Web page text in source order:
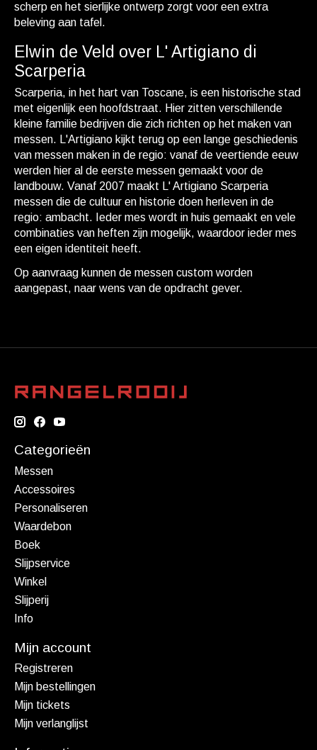
scherp en het sierlijke ontwerp zorgt voor een extra
beleving aan tafel.
Elwin de Veld over L' Artigiano di
Scarperia
Scarperia, in het hart van Toscane, is een historische stad
met eigenlijk een hoofdstraat. Hier zitten verschillende
kleine familie bedrijven die zich richten op het maken van
messen. L'Artigiano kijkt terug op een lange geschiedenis
van messen maken in de regio: vanaf de veertiende eeuw
werden hier al de eerste messen gemaakt voor de
landbouw. Vanaf 2007 maakt L' Artigiano Scarperia
messen die de cultuur en historie doen herleven in de
regio: ambacht. Ieder mes wordt in huis gemaakt en vele
combinaties van heften zijn mogelijk, waardoor ieder mes
een eigen identiteit heeft.
Op aanvraag kunnen de messen custom worden
aangepast, naar wens van de opdracht gever.
Categorieën
Messen
Accessoires
Personaliseren
Waardebon
Boek
Slijpservice
Winkel
Slijperij
Info
Mijn account
Registreren
Mijn bestellingen
Mijn tickets
Mijn verlanglijst